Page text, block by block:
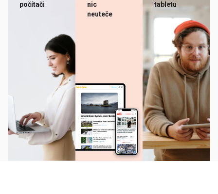
počítači
nic
neuteče
tabletu